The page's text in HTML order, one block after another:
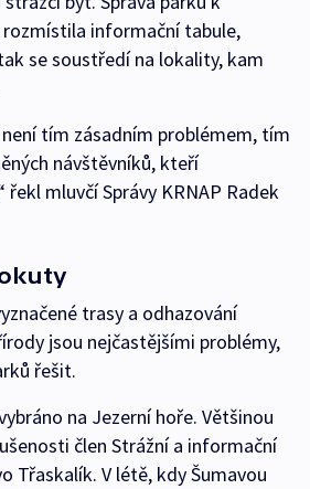
informační tabule,
se soustředí na lokality, kam
tím zásadním problémem, tím
návštěvníků, kteří
řekl mluvčí Správy KRNAP Radek
trasy a odhazování
jsou nejčastějšími problémy,
řešit.
na Jezerní hoře. Většinou
člen Strážní a informační
Třaskalík. V létě, kdy Šumavou